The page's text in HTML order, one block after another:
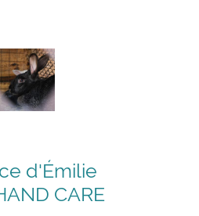
d'Émilie
CARE